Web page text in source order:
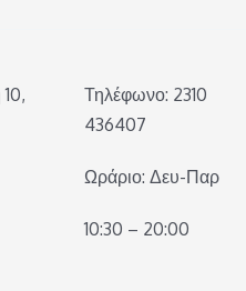
Τηλέφωνο: 2310
436407
Ωράριο: Δευ-Παρ
10:30 – 20:00